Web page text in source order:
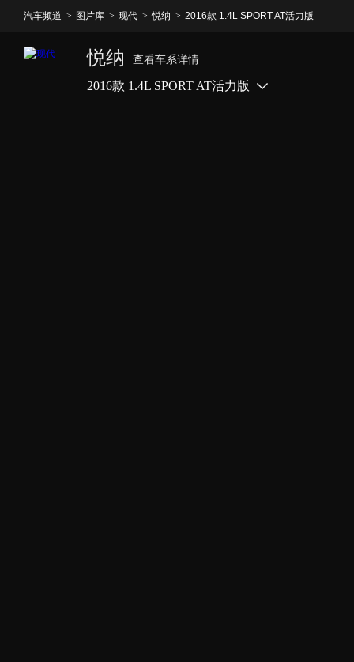
汽车频道 > 图片库 > 现代 > 悦纳 > 2016款 1.4L SPORT AT活力版
悦纳 查看车系详情
2016款 1.4L SPORT AT活力版